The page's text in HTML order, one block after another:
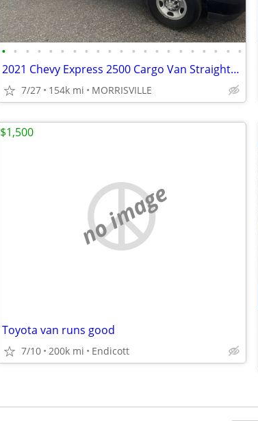
• • • • • • • • • • • • • • • • • • • • •
2021 Chevy Express 2500 Cargo Van Straight From Florida Financing
7/27 154k mi MORRISVILLE
no image
Toyota van runs good
7/10 200k mi Endicott
$1,500